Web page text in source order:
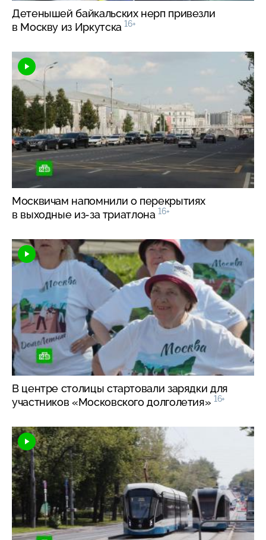
Детенышей байкальских нерп привезли
в Москву из Иркутска 16+
Москвичам напомнили о перекрытиях
в выходные из-за триатлона 16+
В центре столицы стартовали зарядки для
участников «Московского долголетия» 16+